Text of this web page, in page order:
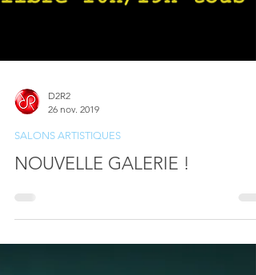
26 nov. 2019
SALONS ARTISTIQUES